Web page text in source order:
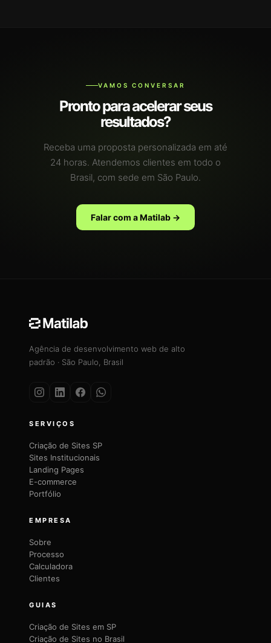
VAMOS CONVERSAR
Pronto para acelerar seus
resultados?
Receba uma proposta personalizada em até
24 horas. Atendemos clientes em todo o
Brasil, com sede em São Paulo.
Falar com a Matilab →
Agência de desenvolvimento web de alto
padrão · São Paulo, Brasil
SERVIÇOS
Criação de Sites SP
Sites Institucionais
Landing Pages
E-commerce
Portfólio
EMPRESA
Sobre
Processo
Calculadora
Clientes
GUIAS
Criação de Sites em SP
Criação de Sites no Brasil